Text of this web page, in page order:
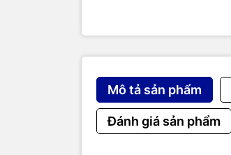
Mô tả sản phẩm
Đánh giá sản phẩm